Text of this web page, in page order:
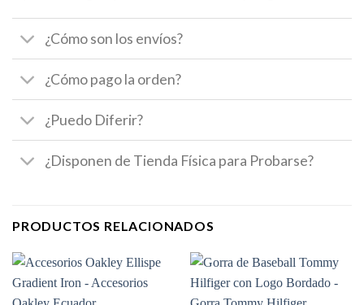
¿Cómo son los envíos?
¿Cómo pago la orden?
¿Puedo Diferir?
¿Disponen de Tienda Física para Probarse?
PRODUCTOS RELACIONADOS